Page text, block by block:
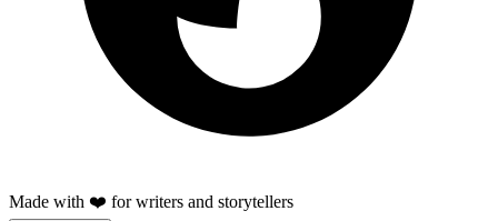
Made with ❤️ for writers and storytellers